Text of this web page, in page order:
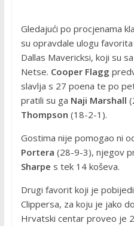
Gledajući po procjenama
su opravdale ulogu favorita
Dallas Mavericksi, koji su
Netse. Cooper Flagg
slavlja s 27 poena te po
pratili su ga Naji Marshall
Thompson (18-2-1).
Gostima nije pomogao ni
Portera (28-9-3), njegov
Sharpe s tek 14 koševa.
Drugi favorit koji je
Clippersa, za koju je jako
Hrvatski centar proveo je